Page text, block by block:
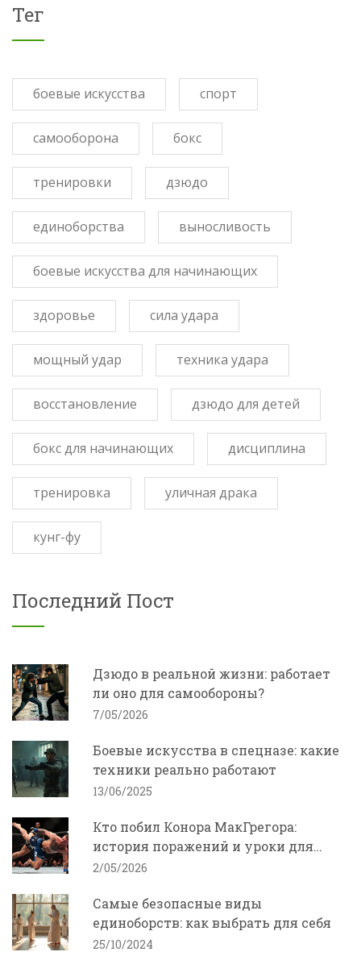
Тег
боевые искусства спорт
самооборона бокс
тренировки дзюдо
единоборства выносливость
боевые искусства для начинающих
здоровье сила удара
мощный удар техника удара
восстановление дзюдо для детей
бокс для начинающих дисциплина
тренировка уличная драка
кунг-фу
Последний Пост
Дзюдо в реальной жизни: работает
ли оно для самообороны?
7/05/2026
Боевые искусства в спецназе: какие
техники реально работают
13/06/2025
Кто побил Конора МакГрегора:
история поражений и уроки для
боксеров
2/05/2026
Самые безопасные виды
единоборств: как выбрать для себя
25/10/2024